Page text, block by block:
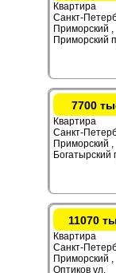
Квартира
Санкт-
Приморский ,
Приморский
7700
Квартира
Санкт-
Приморский ,
Богатырский
11070
Квартира
Санкт-
Приморский ,
Оптиков ул.